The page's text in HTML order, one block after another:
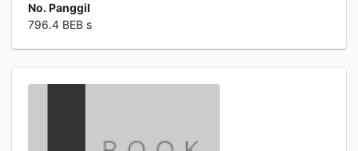
No. Panggil
796.4 BEB s